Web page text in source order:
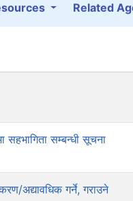
Related
सहभागिता सम्बन्धी सूचना
अद्यावधिक गर्ने, गराउने